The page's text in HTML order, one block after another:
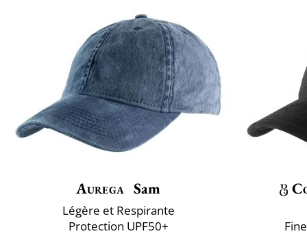
Aurega Sam
Légère et Respirante
Protection UPF50+